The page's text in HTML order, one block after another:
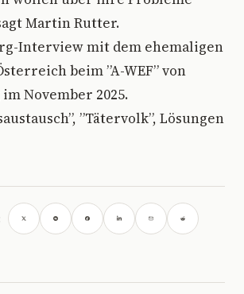
Martin Rutter.
Interview mit dem ehemaligen
beim ”A-WEF” von
im November 2025.
”Tätervolk”, Lösungen